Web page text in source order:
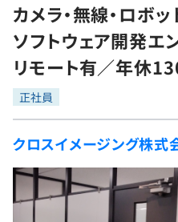
転職成功ガイド
転職エージェント
インタビュー
転職成功ガイド
求人検索
本選考
インターン
新卒エージェント
イベント・セミナー
学習
問題集
4択課題
ナレッジ
プログラミング言語
評価結果一覧
再チャレンジ結果一覧
ゲーム・マンガ
Tech Team Journal
paiza times
paizaとは？
カメラ・無線・ロボ
ソフトウェア開発エ
リモート有／年休
正社員
クロスイメージング株式